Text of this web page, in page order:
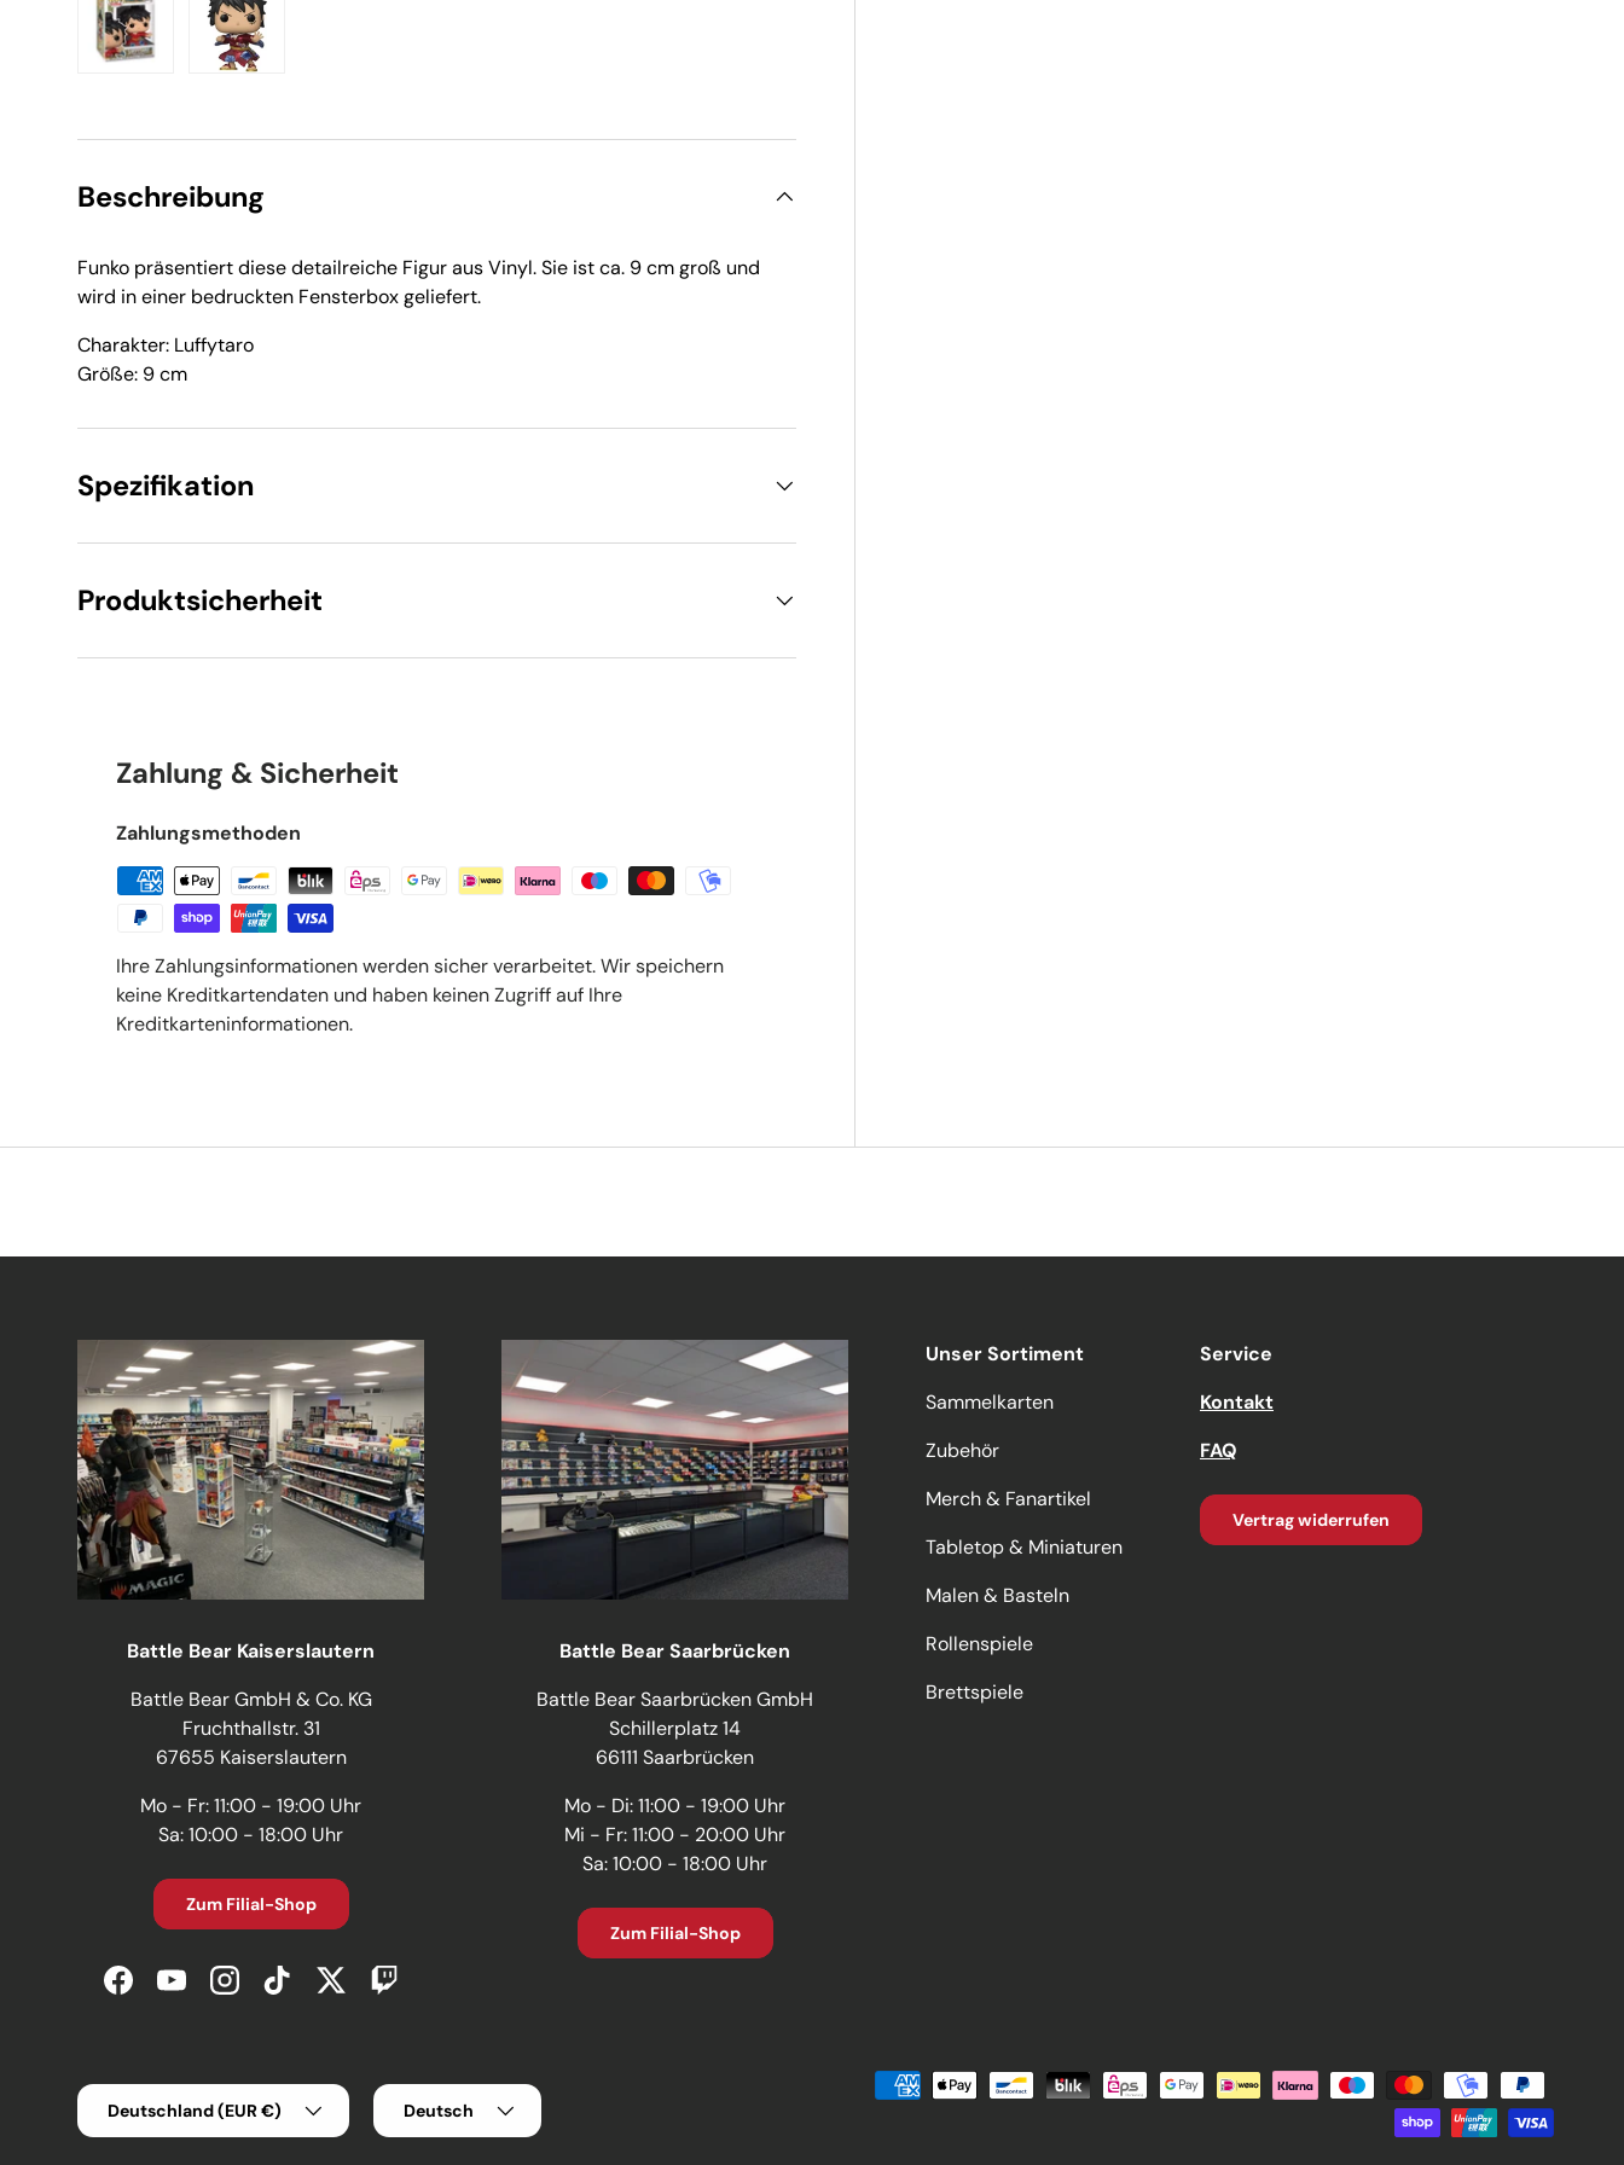
Beschreibung
Funko präsentiert diese detailreiche Figur aus Vinyl. Sie ist ca. 9 cm groß und
wird in einer bedruckten Fensterbox geliefert.
Charakter: Luffytaro
Größe: 9 cm
Spezifikation
Produktsicherheit
Zahlung & Sicherheit
Zahlungsmethoden
Ihre Zahlungsinformationen werden sicher verarbeitet. Wir speichern
keine Kreditkartendaten und haben keinen Zugriff auf Ihre
Kreditkarteninformationen.
Battle Bear Kaiserslautern
Battle Bear GmbH & Co. KG
Fruchthallstr. 31
67655 Kaiserslautern
Mo - Fr: 11:00 - 19:00 Uhr
Sa: 10:00 - 18:00 Uhr
Zum Filial-Shop
FacebookYouTubeInstagramTikTokTwitterTwitch
Battle Bear Saarbrücken
Battle Bear Saarbrücken GmbH
Schillerplatz 14
66111 Saarbrücken
Mo - Di: 11:00 - 19:00 Uhr
Mi - Fr: 11:00 - 20:00 Uhr
Sa: 10:00 - 18:00 Uhr
Zum Filial-Shop
Unser Sortiment
Sammelkarten
Zubehör
Merch & Fanartikel
Tabletop & Miniaturen
Malen & Basteln
Rollenspiele
Brettspiele
Service
Kontakt
FAQ
Vertrag widerrufen
Zahlungsmethoden
Land/Region
Deutschland (EUR €)
Sprache
Deutsch